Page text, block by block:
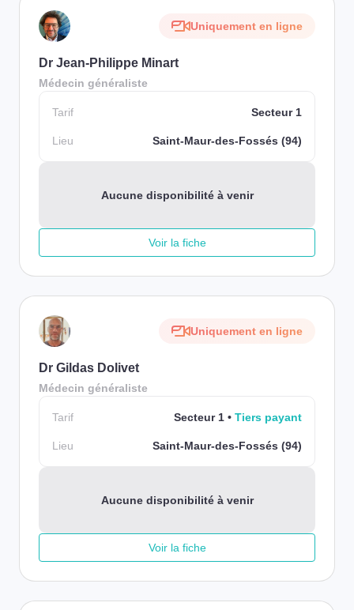
Uniquement en ligne
Dr Jean-Philippe Minart
Médecin généraliste
Tarif Secteur 1
Lieu Saint-Maur-des-Fossés (94)
Aucune disponibilité à venir
Voir la fiche
Uniquement en ligne
Dr Gildas Dolivet
Médecin généraliste
Tarif Secteur 1 Tiers payant
Lieu Saint-Maur-des-Fossés (94)
Aucune disponibilité à venir
Voir la fiche